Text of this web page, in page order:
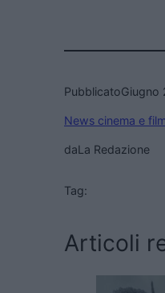
PubblicatoGiugno
News cinema e film
daLa Redazione
Tag:
Articoli